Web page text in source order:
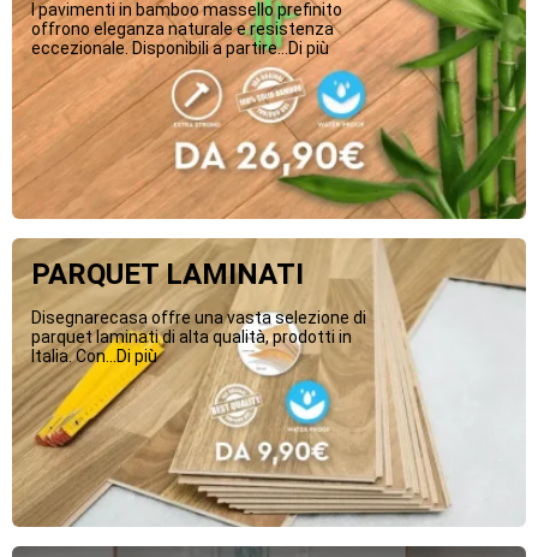
I pavimenti in bamboo massello prefinito
offrono eleganza naturale e resistenza
eccezionale. Disponibili a partire...Di più
PARQUET LAMINATI
Disegnarecasa offre una vasta selezione di
parquet laminati di alta qualità, prodotti in
Italia. Con...Di più